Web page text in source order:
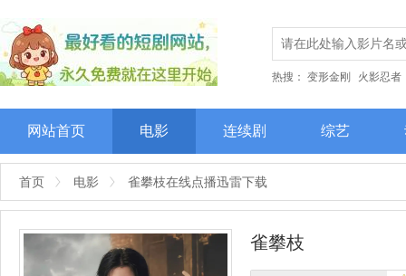
热搜： 变形金刚 火影忍者
网站首页 电影 连续剧 综艺
首页 电影 雀攀枝在线点播迅雷下载
雀攀枝